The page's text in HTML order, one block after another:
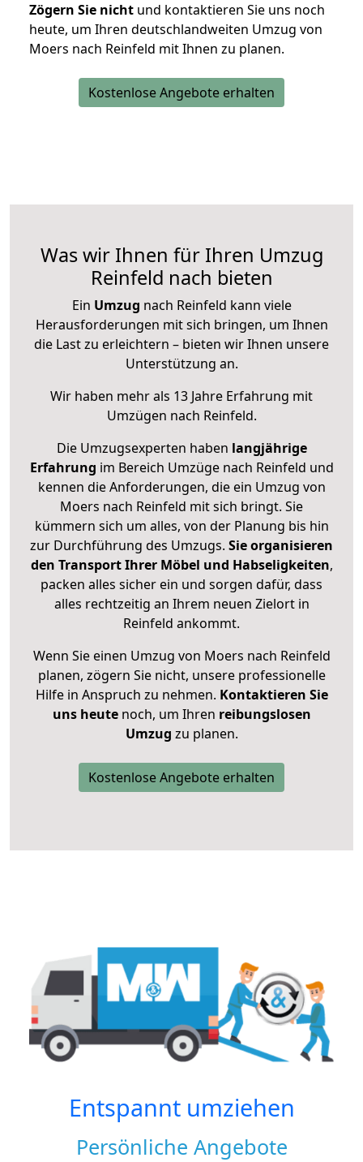
Zögern Sie nicht und kontaktieren Sie uns noch
heute, um Ihren deutschlandweiten Umzug von
Moers nach Reinfeld mit Ihnen zu planen.
Kostenlose Angebote erhalten
Was wir Ihnen für Ihren Umzug
Reinfeld nach bieten
Ein Umzug nach Reinfeld kann viele
Herausforderungen mit sich bringen, um Ihnen
die Last zu erleichtern – bieten wir Ihnen unsere
Unterstützung an.
Wir haben mehr als 13 Jahre Erfahrung mit
Umzügen nach Reinfeld.
Die Umzugsexperten haben langjährige
Erfahrung im Bereich Umzüge nach Reinfeld und
kennen die Anforderungen, die ein Umzug von
Moers nach Reinfeld mit sich bringt. Sie
kümmern sich um alles, von der Planung bis hin
zur Durchführung des Umzugs. Sie organisieren
den Transport Ihrer Möbel und Habseligkeiten,
packen alles sicher ein und sorgen dafür, dass
alles rechtzeitig an Ihrem neuen Zielort in
Reinfeld ankommt.
Wenn Sie einen Umzug von Moers nach Reinfeld
planen, zögern Sie nicht, unsere professionelle
Hilfe in Anspruch zu nehmen. Kontaktieren Sie
uns heutenoch, um Ihren reibungslosen
Umzug zu planen.
Kostenlose Angebote erhalten
Entspannt umziehen
Persönliche Angebote